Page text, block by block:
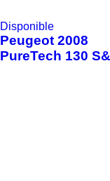
Disponible
Peugeot 2008
PureTech 130